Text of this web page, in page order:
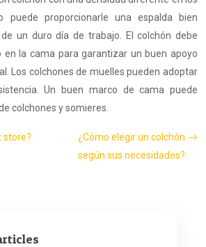
puede proporcionarle una espalda bien
un duro día de trabajo. El colchón debe
en la cama para garantizar un buen apoyo
Los colchones de muelles pueden adoptar
Un buen marco de cama puede
colchones y somieres.
store?
¿Cómo elegir un colchón
según sus necesidades?